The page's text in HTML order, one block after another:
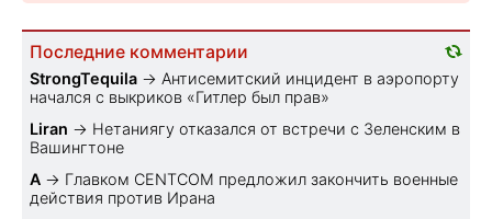
Последние комментарии
StrongTequila → Антисемитский инцидент в аэропорту
начался с выкриков «Гитлер был прав»
Liran → Нетаниягу отказался от встречи с Зеленским в
Вашингтоне
A → Главком CENTCOM предложил закончить военные
действия против Ирана